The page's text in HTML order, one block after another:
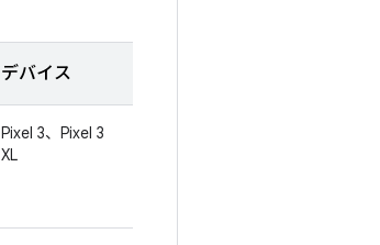
デバイス
Pixel 3、Pixel 3
XL